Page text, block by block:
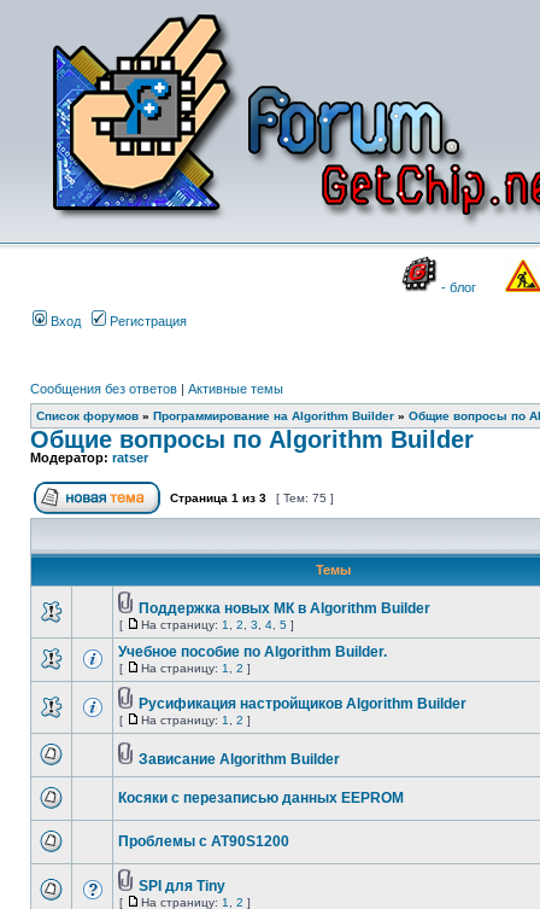
- блог
Вход Регистрация
Сообщения без ответов | Активные темы
Список форумов » Программирование на Algorithm Builder » Общие вопросы по
Общие вопросы по Algorithm Builder
Модератор: ratser
Страница 1 из 3 [ Тем: 75 ]
Темы
Поддержка новых МК в Algorithm Builder
[ На страницу: 1 2 3 4 5 ]
Учебное пособие по Algorithm Builder.
[ На страницу: 1 2 ]
Русификация настройщиков Algorithm Builder
[ На страницу: 1 2 ]
Зависание Algorithm Builder
Косяки с перезаписью данных EEPROM
Проблемы с AT90S1200
SPI для Tiny
[ На страницу: 1 2 ]